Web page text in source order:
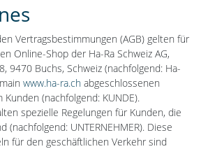
Vertragsbestimmungen (AGB) gelten für
Online-Shop der Ha-Ra Schweiz AG,
9470 Buchs, Schweiz (nachfolgend: Ha-
www.ha-ra.ch abgeschlossenen
(nachfolgend: KUNDE).
spezielle Regelungen für Kunden, die
(nachfolgend: UNTERNEHMER). Diese
für den geschäftlichen Verkehr sind